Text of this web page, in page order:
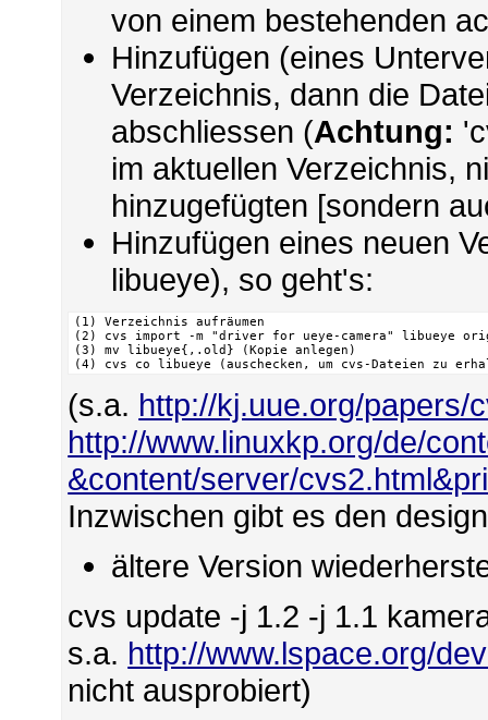
von einem bestehenden
Hinzufügen (eines
Verzeichnis, dann die
abschliessen (Achtung:
im aktuellen Verzeichnis,
hinzugefügten [sondern
Hinzufügen eines neuen
libueye), so geht's:
(1) Verzeichnis aufräumen
(2) cvs import -m "driver for ueye-camera" libueye
(3) mv libueye{,.old} (Kopie anlegen)
(4) cvs co libueye (auschecken, um cvs-Dateien zu
(s.a. http://kj.uue.org/papers/
http://www.linuxkp.org/de/
&content/server/
Inzwischen gibt es den
ältere Version
cvs update -j 1.2 -j 1.1
s.a. http://www.lspace.org/
nicht ausprobiert)